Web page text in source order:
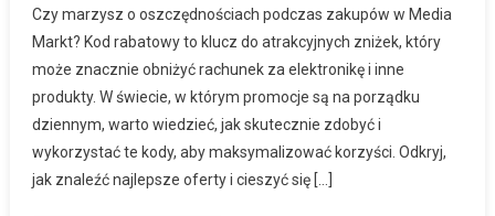
Czy marzysz o oszczędnościach podczas zakupów w Media
Markt? Kod rabatowy to klucz do atrakcyjnych zniżek, który
może znacznie obniżyć rachunek za elektronikę i inne
produkty. W świecie, w którym promocje są na porządku
dziennym, warto wiedzieć, jak skutecznie zdobyć i
wykorzystać te kody, aby maksymalizować korzyści. Odkryj,
jak znaleźć najlepsze oferty i cieszyć się […]